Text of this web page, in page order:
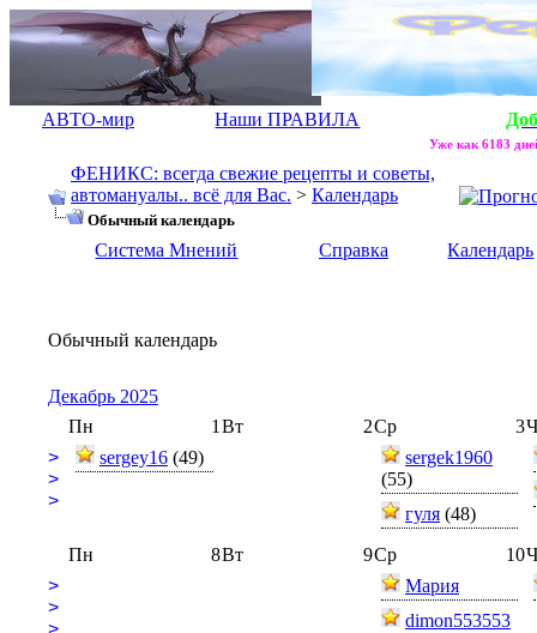
АВТО-мир Наши ПРАВИЛА
Уже как 6183
ФЕНИКС: всегда свежие рецепты и советы,
автомануалы.. всё для Вас. > Календарь
Обычный календарь
Система Мнений Справка Календарь
Обычный календарь
Декабрь 2025
>
>
>
1
Пн
sergey16 (49)
2
Вт 3
Ср
sergek1960
(55)
гуля (48)
>
>
>
8
Пн 9
Вт 10
Ср
Мария
dimon553553